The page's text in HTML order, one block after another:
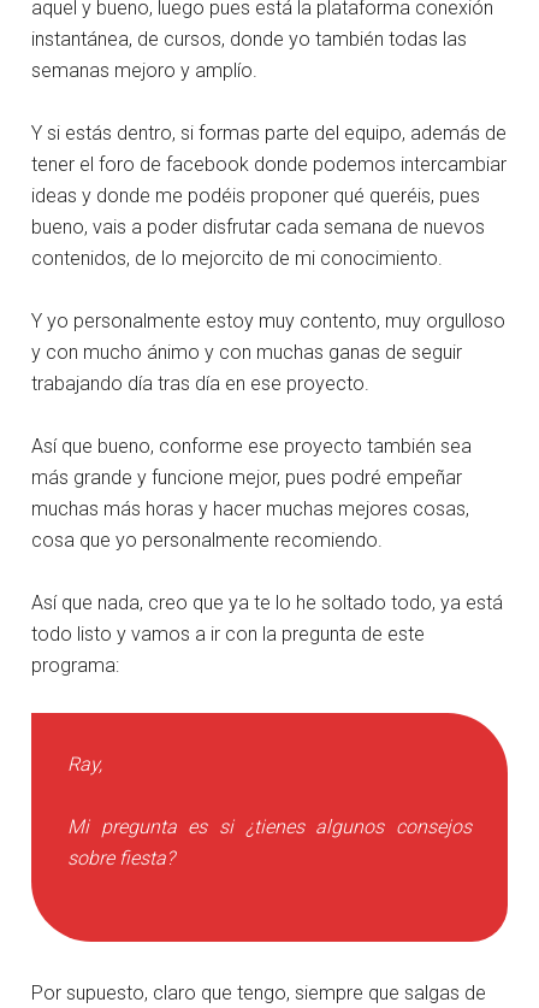
aquel y bueno, luego pues está la plataforma conexión
instantánea, de cursos, donde yo también todas las
semanas mejoro y amplío.
Y si estás dentro, si formas parte del equipo, además de
tener el foro de facebook donde podemos intercambiar
ideas y donde me podéis proponer qué queréis, pues
bueno, vais a poder disfrutar cada semana de nuevos
contenidos, de lo mejorcito de mi conocimiento.
Y yo personalmente estoy muy contento, muy orgulloso
y con mucho ánimo y con muchas ganas de seguir
trabajando día tras día en ese proyecto.
Así que bueno, conforme ese proyecto también sea
más grande y funcione mejor, pues podré empeñar
muchas más horas y hacer muchas mejores cosas,
cosa que yo personalmente recomiendo.
Así que nada, creo que ya te lo he soltado todo, ya está
todo listo y vamos a ir con la pregunta de este
programa:
Ray,
Mi pregunta es si ¿tienes algunos consejos
sobre fiesta?
Por supuesto, claro que tengo, siempre que salgas de